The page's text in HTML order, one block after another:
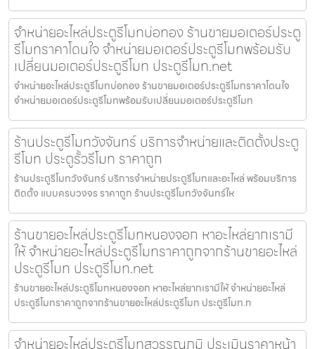
จำหน่ายอะไหล่ประตูรีโมทบ่อทอง ร้านขายมอเตอร์ประตู
รีโมทราคาโดนใจ จำหน่ายมอเตอร์ประตูรีโมทพร้อมรับ
เปลี่ยนมอเตอร์ประตูรีโมท ประตูรีโมท.net
จำหน่ายอะไหล่ประตูรีโมทบ่อทอง ร้านขายมอเตอร์ประตูรีโมทราคาโดนใจ
จำหน่ายมอเตอร์ประตูรีโมทพร้อมรับเปลี่ยนมอเตอร์ประตูรีโมท
ร้านประตูรีโมทวังจันทร์ บริการจำหน่ายและติดตั้งประตู
รีโมท ประตูรั้วรีโมท ราคาถูก
ร้านประตูรีโมทวังจันทร์ บริการจำหน่ายประตูรีโมทและอะไหล่ พร้อมบริการ
ติดตั้ง แบบครบวงจร ราคาถูก ร้านประตูรีโมทวังจันทร์ให
ร้านขายอะไหล่ประตูรีโมทหนองจอก หาอะไหล่ยากเรามี
ให้ จำหน่ายอะไหล่ประตูรีโมทราคาถูกจากร้านขายอะไหล่
ประตูรีโมท ประตูรีโมท.net
ร้านขายอะไหล่ประตูรีโมทหนองจอก หาอะไหล่ยากเรามีให้ จำหน่ายอะไหล่
ประตูรีโมทราคาถูกจากร้านขายอะไหล่ประตูรีโมท ประตูรีโมท.n
จำหน่ายอะไหล่ประตูรีโมทสุวรรณภูมิ ประเมินราคาหน้า